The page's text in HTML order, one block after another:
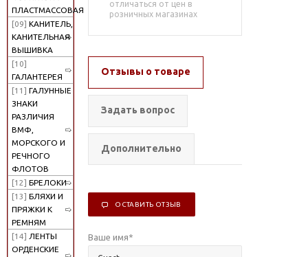
ПЛАСТМАССОВАЯ
[09] КАНИТЕЛЬ,
КАНИТЕЛЬНАЯ
ВЫШИВКА
[10]
ГАЛАНТЕРЕЯ
[11] ГАЛУННЫЕ
ЗНАКИ
РАЗЛИЧИЯ
ВМФ,
МОРСКОГО И
РЕЧНОГО
ФЛОТОВ
[12] БРЕЛОКИ
[13] БЛЯХИ И
ПРЯЖКИ К
РЕМНЯМ
[14] ЛЕНТЫ
ОРДЕНСКИЕ
отличаться от цен в
розничных магазинах
Отзывы о товаре
Задать вопрос
Дополнительно
ОСТАВИТЬ ОТЗЫВ
Ваше имя*